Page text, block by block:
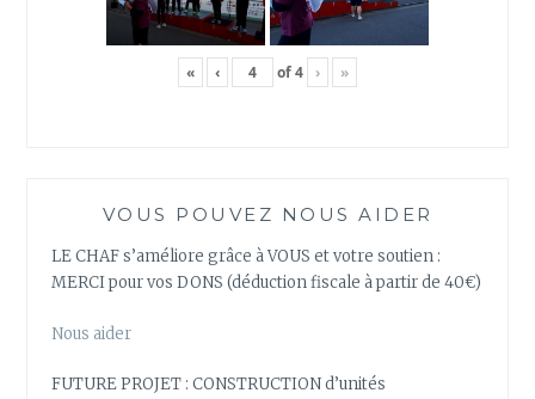
« ‹ of4 › »
VOUS POUVEZ NOUS AIDER
LE CHAF s’améliore grâce à VOUS et votre soutien :
MERCI pour vos DONS (déduction fiscale à partir de 40€)
Nous aider
FUTURE PROJET : CONSTRUCTION d’unités